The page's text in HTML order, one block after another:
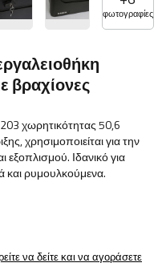
φωτογραφίες
βραχίονες
χωρητικότητας 50,6
χρησιμοποιείται για την
Ιδανικό για
ρυμουλκούμενα.
να δείτε και να αγοράσετε